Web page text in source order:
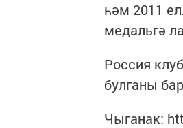
һәм 2011
медальгә
Россия
булганы
Чыганак: